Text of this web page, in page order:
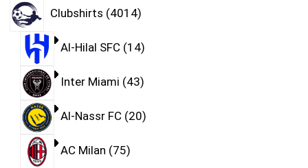
Clubshirts 4014
Al-Hilal SFC 14
Inter Miami 43
Al-Nassr FC 20
AC Milan 75